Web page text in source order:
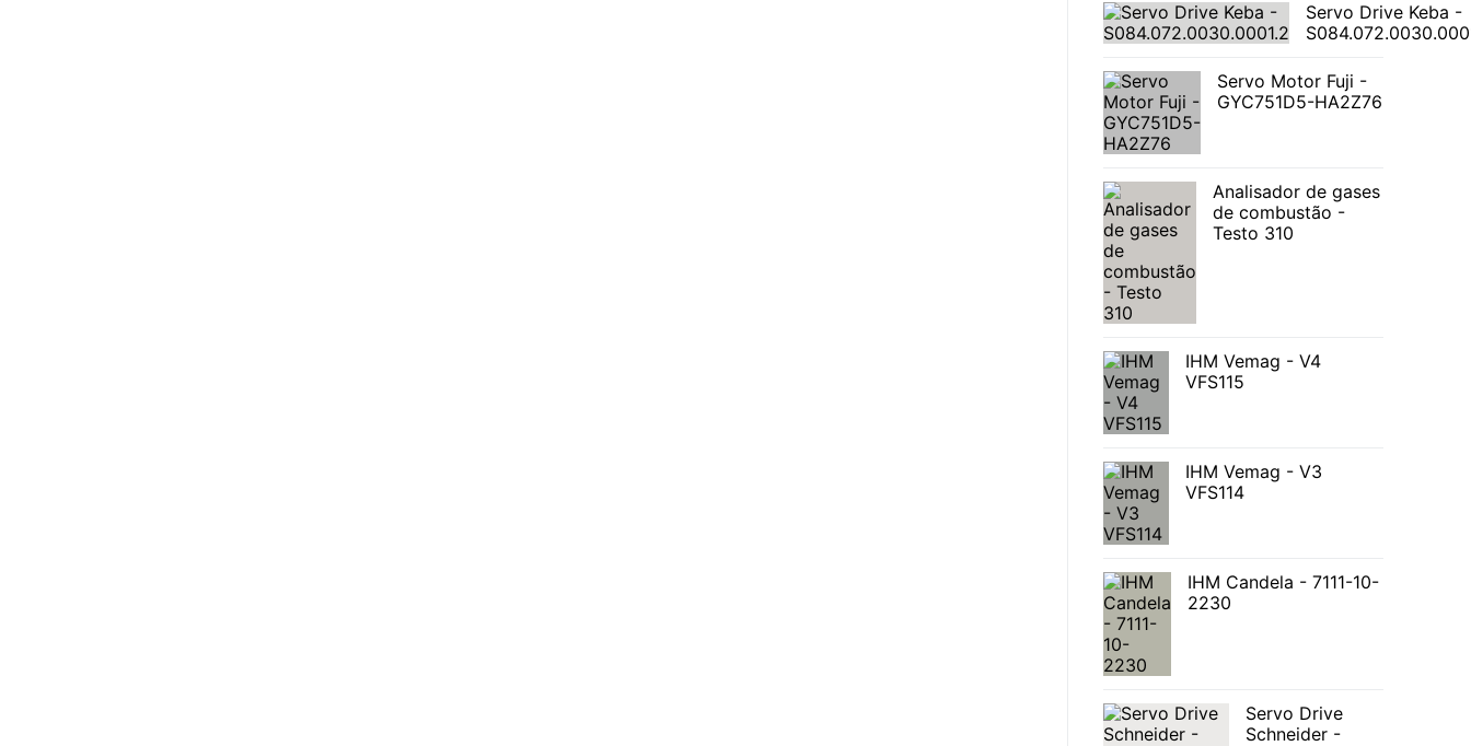
Servo Drive Keba -
Servo Motor Fuji -
GYC751D5-HA2Z76
Analisador de gases
de combustão -
Testo 310
IHM Vemag - V4
VFS115
IHM Vemag - V3
VFS114
IHM Candela - 7111-10-
2230
Servo Drive
Schneider -